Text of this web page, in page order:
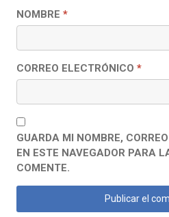
NOMBRE *
CORREO ELECTRÓNICO *
GUARDA MI NOMBRE,
EN ESTE NAVEGADOR PARA
COMENTE.